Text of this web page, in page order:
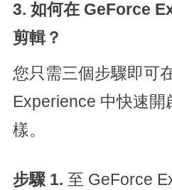
3. 如何在 GeForce
剪輯？
您只需三個步驟即可
Experience 中快速開
樣。
步驟 1. 至 GeForce